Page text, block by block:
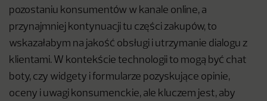
pozostaniu konsumentów w kanale online, a
przynajmniej kontynuacji tu części zakupów, to
wskazałabym na jakość obsługi i utrzymanie dialogu z
klientami. W kontekście technologii to mogą być chat
boty, czy widgety i formularze pozyskujące opinie,
oceny i uwagi konsumenckie, ale kluczem jest, aby